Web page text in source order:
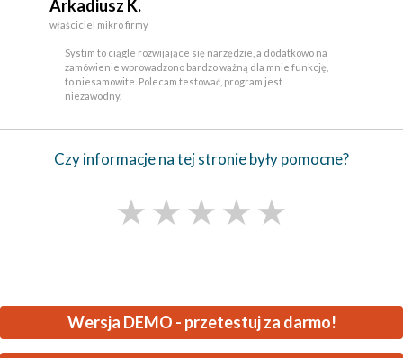
Arkadiusz K.
właściciel mikro firmy
Systim to ciągle rozwijające się narzędzie, a dodatkowo na
zamówienie wprowadzono bardzo ważną dla mnie funkcję,
to niesamowite. Polecam testować, program jest
niezawodny.
Czy informacje na tej stronie były pomocne?
★★★★★
Wersja DEMO - przetestuj za darmo!